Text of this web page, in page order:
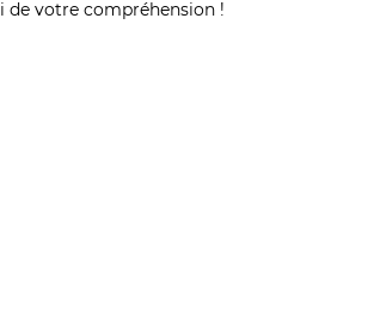
de votre compréhension !